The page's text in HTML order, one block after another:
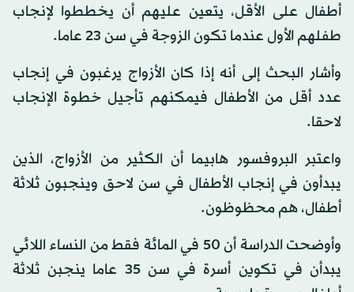
أطفال على الأقل، يتعين عليهم أن يخططوا لإنجاب
طفلهم الأول عندما تكون الزوجة في سن 23 عاما.
وأشار البحث إلى أنه إذا كان الأزواج يرغبون في إنجاب
عدد أقل من الأطفال فيمكنهم تأجيل خطوة الإنجاب
لاحقا.
واعتبر البروفسور هابيما أن الكثير من الأزواج، الذين
يبدأون في إنجاب الأطفال في سن لاحق وينجبون ثلاثة
أطفال، هم محظوظون.
وأوضحت الدراسة أن 50 في المائة فقط من النساء اللائي
يبدأن في تكوين أسرة في سن 35 عاما ينجبن ثلاثة